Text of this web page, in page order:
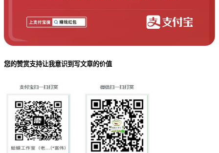
您的赞赏支持让我意识到写文章的价值